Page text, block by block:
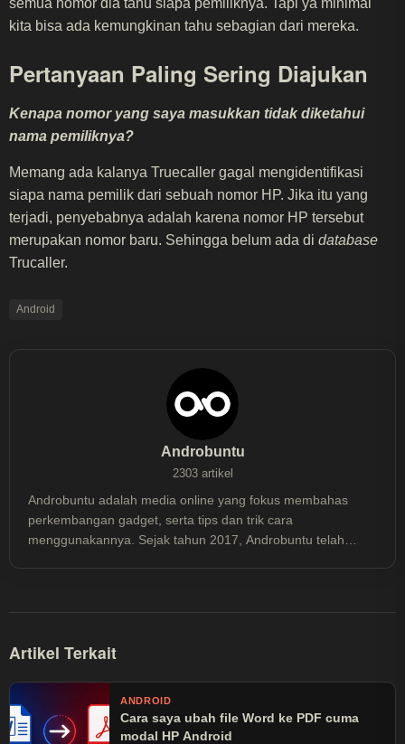
kita bisa ada kemungkinan tahu sebagian dari mereka.
Pertanyaan Paling Sering Diajukan
Kenapa nomor yang saya masukkan tidak diketahui
nama pemiliknya?
Memang ada kalanya Truecaller gagal mengidentifikasi
siapa nama pemilik dari sebuah nomor HP. Jika itu yang
terjadi, penyebabnya adalah karena nomor HP tersebut
merupakan nomor baru. Sehingga belum ada di database
Trucaller.
Android
Androbuntu
2303 artikel
Androbuntu adalah media online yang fokus membahas
perkembangan gadget, serta tips dan trik cara
menggunakannya. Sejak tahun 2017, Androbuntu telah
Artikel Terkait
ANDROID
Cara saya ubah file Word ke PDF cuma
modal HP Android